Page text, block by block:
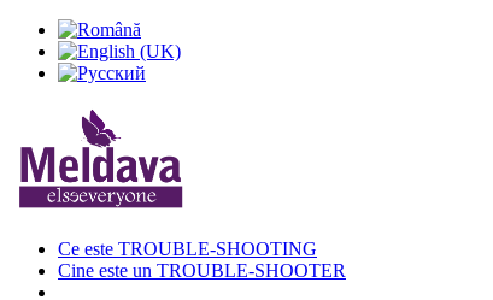
Ce este TROUBLE-SHOOTING
Cine este un TROUBLE-SHOOTER